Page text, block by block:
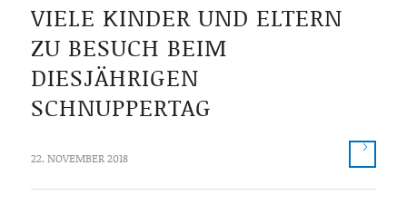
VIELE KINDER UND ELTERN
ZU BESUCH BEIM
DIESJÄHRIGEN
SCHNUPPERTAG
22. NOVEMBER 2018